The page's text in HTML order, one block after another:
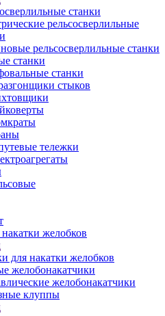
станки
рельсосверлильные
рельсосверлильные станки
станки
станки
стыков
тележки
желобков
для накатки желобков
желобонакатчики
желобонакатчики
клуппы